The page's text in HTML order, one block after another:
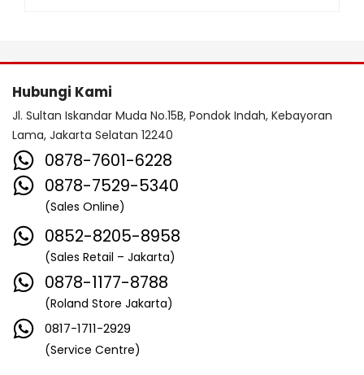
Hubungi Kami
Jl. Sultan Iskandar Muda No.15B, Pondok Indah, Kebayoran
Lama, Jakarta Selatan 12240
0878-7601-6228
0878-7529-5340
(Sales Online)
0852-8205-8958
(Sales Retail – Jakarta)
0878-1177-8788
(Roland Store Jakarta)
0817-1711-2929
(Service Centre)